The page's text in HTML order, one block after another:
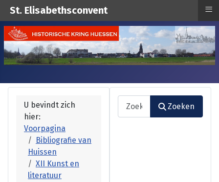
U bevindt zich
hier:
Voorpagina
Bibliografie van
Huissen
XII Kunst en
literatuur
Zoeken
Zoeken
St. Elisabethsconvent ≡